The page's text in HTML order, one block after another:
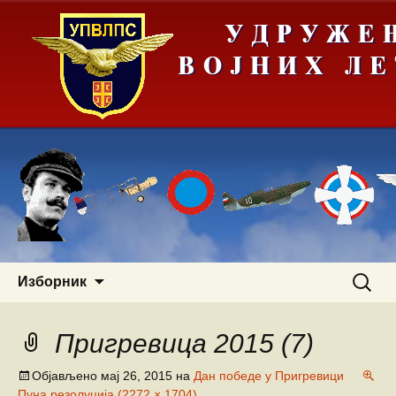
Изборник
Пригревица 2015 (7)
Објављено мај 26, 2015 на Дан победе у Пригревици